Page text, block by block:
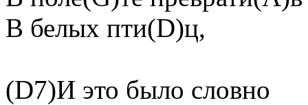
В белых пти(D)ц,
(D7)И это было словно